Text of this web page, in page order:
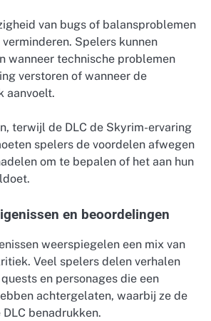
van bugs of balansproblemen
Spelers kunnen
wanneer technische problemen
verstoren of wanneer de
aanvoelt.
terwijl de DLC de Skyrim-ervaring
spelers de voordelen afwegen
om te bepalen of het aan hun
en beoordelingen
weerspiegelen een mix van
Veel spelers delen verhalen
en personages die een
achtergelaten, waarbij ze de
benadrukken.